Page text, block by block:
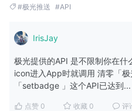
#极光推送 #API
IrisJay
极光提供的API 是不限制你在
icon进入App时就调用 清零「极
「setbadge 」这个API已达到...
点赞 0 收藏 0 评